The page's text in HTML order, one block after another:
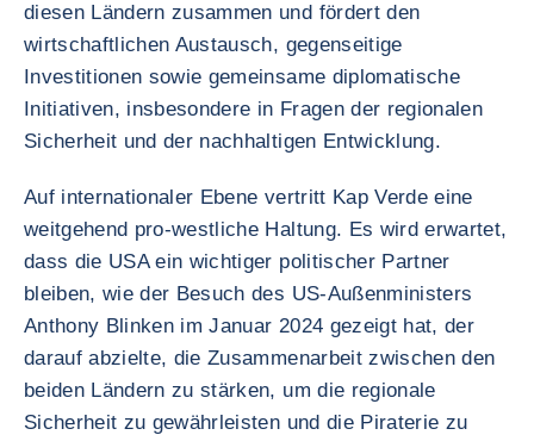
diesen Ländern zusammen und fördert den
wirtschaftlichen Austausch, gegenseitige
Investitionen sowie gemeinsame diplomatische
Initiativen, insbesondere in Fragen der regionalen
Sicherheit und der nachhaltigen Entwicklung.
Auf internationaler Ebene vertritt Kap Verde eine
weitgehend pro-westliche Haltung. Es wird erwartet,
dass die USA ein wichtiger politischer Partner
bleiben, wie der Besuch des US-Außenministers
Anthony Blinken im Januar 2024 gezeigt hat, der
darauf abzielte, die Zusammenarbeit zwischen den
beiden Ländern zu stärken, um die regionale
Sicherheit zu gewährleisten und die Piraterie zu